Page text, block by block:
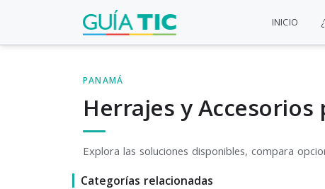
INICIO
PANAMÁ
Herrajes y Accesorios
Explora las soluciones disponibles, compara
Categorías relacionadas